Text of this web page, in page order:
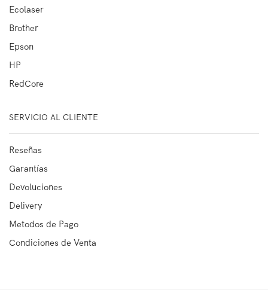
Ecolaser
Brother
Epson
HP
RedCore
SERVICIO AL CLIENTE
Reseñas
Garantías
Devoluciones
Delivery
Metodos de Pago
Condiciones de Venta